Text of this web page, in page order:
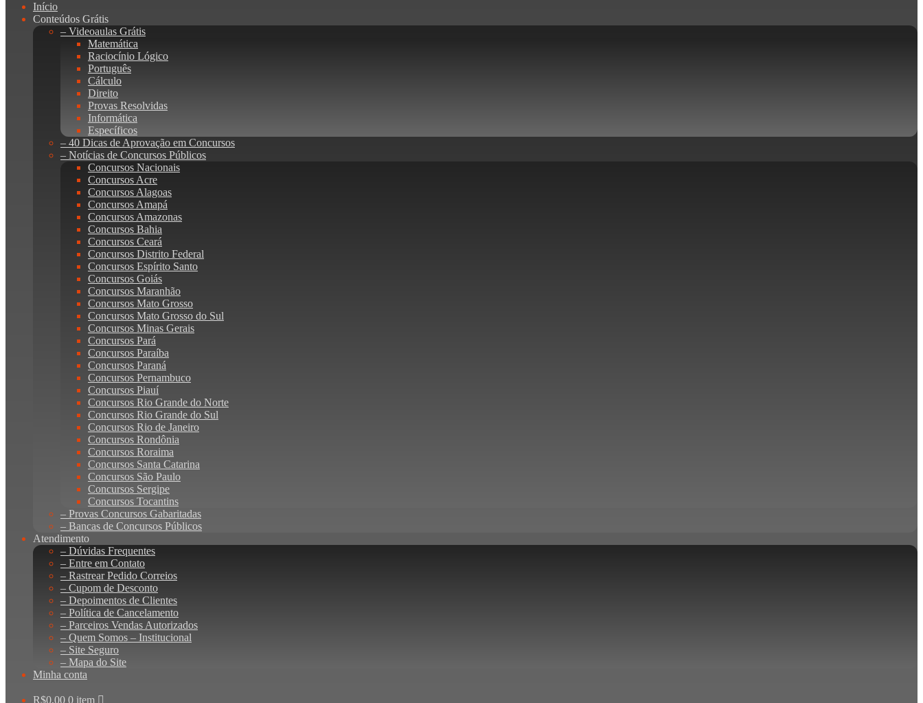
Início
Conteúdos Grátis
– Videoaulas Grátis
Matemática
Raciocínio Lógico
Português
Cálculo
Direito
Provas Resolvidas
Informática
Específicos
– 40 Dicas de Aprovação em Concursos
– Notícias de Concursos Públicos
Concursos Nacionais
Concursos Acre
Concursos Alagoas
Concursos Amapá
Concursos Amazonas
Concursos Bahia
Concursos Ceará
Concursos Distrito Federal
Concursos Espírito Santo
Concursos Goiás
Concursos Maranhão
Concursos Mato Grosso
Concursos Mato Grosso do Sul
Concursos Minas Gerais
Concursos Pará
Concursos Paraíba
Concursos Paraná
Concursos Pernambuco
Concursos Piauí
Concursos Rio Grande do Norte
Concursos Rio Grande do Sul
Concursos Rio de Janeiro
Concursos Rondônia
Concursos Roraima
Concursos Santa Catarina
Concursos São Paulo
Concursos Sergipe
Concursos Tocantins
– Provas Concursos Gabaritadas
– Bancas de Concursos Públicos
Atendimento
– Dúvidas Frequentes
– Entre em Contato
– Rastrear Pedido Correios
– Cupom de Desconto
– Depoimentos de Clientes
– Política de Cancelamento
– Parceiros Vendas Autorizados
– Quem Somos – Institucional
– Site Seguro
– Mapa do Site
Minha conta
R$0,00 0 item